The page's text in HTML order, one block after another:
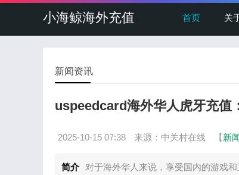
小海鲸海外充值 首页 关
新闻资讯
uspeedcard海外华人虎牙充值
2025-10-15 07:38 来源：中关村在线 【新
简介
对于海外华人来说，享受国内的游戏